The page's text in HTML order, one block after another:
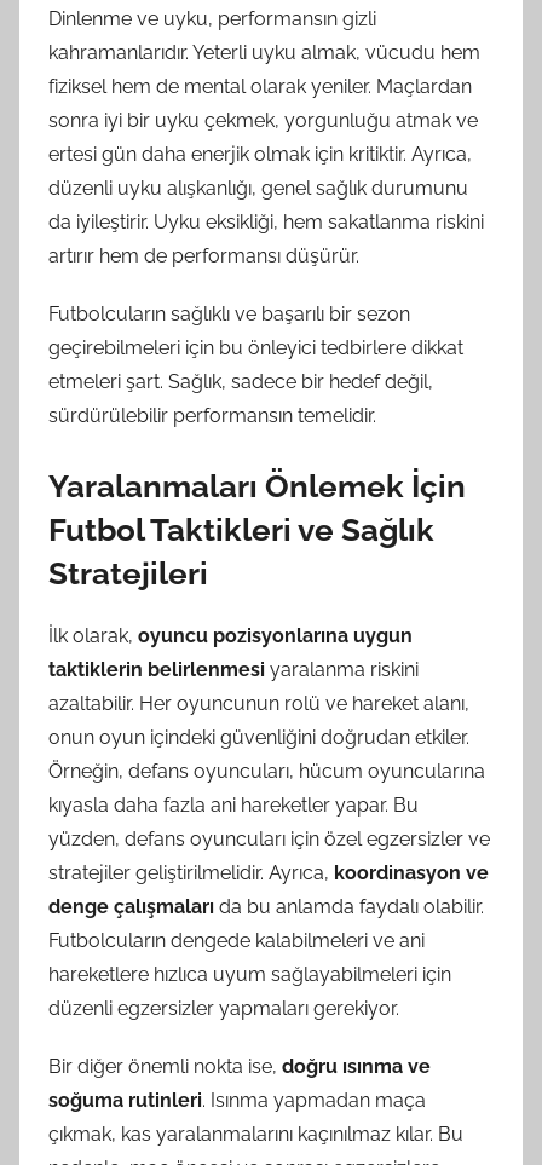
Dinlenme ve uyku, performansın gizli
kahramanlarıdır. Yeterli uyku almak, vücudu hem
fiziksel hem de mental olarak yeniler. Maçlardan
sonra iyi bir uyku çekmek, yorgunluğu atmak ve
ertesi gün daha enerjik olmak için kritiktir. Ayrıca,
düzenli uyku alışkanlığı, genel sağlık durumunu
da iyileştirir. Uyku eksikliği, hem sakatlanma riskini
artırır hem de performansı düşürür.
Futbolcuların sağlıklı ve başarılı bir sezon
geçirebilmeleri için bu önleyici tedbirlere dikkat
etmeleri şart. Sağlık, sadece bir hedef değil,
sürdürülebilir performansın temelidir.
Yaralanmaları Önlemek İçin
Futbol Taktikleri ve Sağlık
Stratejileri
İlk olarak, oyuncu pozisyonlarına uygun
taktiklerin belirlenmesi yaralanma riskini
azaltabilir. Her oyuncunun rolü ve hareket alanı,
onun oyun içindeki güvenliğini doğrudan etkiler.
Örneğin, defans oyuncuları, hücum oyuncularına
kıyasla daha fazla ani hareketler yapar. Bu
yüzden, defans oyuncuları için özel egzersizler ve
stratejiler geliştirilmelidir. Ayrıca, koordinasyon ve
denge çalışmaları da bu anlamda faydalı olabilir.
Futbolcuların dengede kalabilmeleri ve ani
hareketlere hızlıca uyum sağlayabilmeleri için
düzenli egzersizler yapmaları gerekiyor.
Bir diğer önemli nokta ise, doğru ısınma ve
soğuma rutinleri. Isınma yapmadan maça
çıkmak, kas yaralanmalarını kaçınılmaz kılar. Bu